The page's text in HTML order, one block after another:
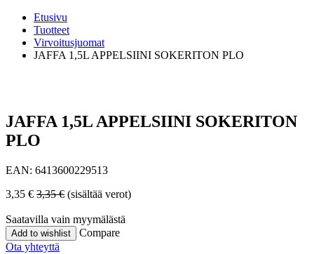
Etusivu
Tuotteet
Virvoitusjuomat
JAFFA 1,5L APPELSIINI SOKERITON PLO
JAFFA 1,5L APPELSIINI SOKERITON
PLO
EAN: 6413600229513
3,35 € 3,35€ (sisältää verot)
Saatavilla vain myymälästä
Add to wishlist
Compare
Ota yhteyttä